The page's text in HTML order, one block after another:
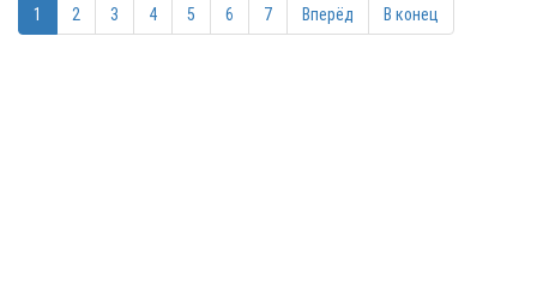
1 2 3 4 5 6 7 Вперёд В конец